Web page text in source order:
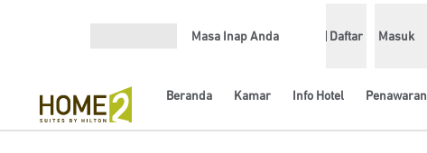
Masa Inap Anda Daftar Masuk
Beranda Kamar Info Hotel Penawaran